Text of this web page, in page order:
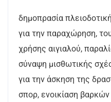
δημοπρασία
για την παραχώρηση,
χρήσης αιγιαλού,
σύναψη μισθωτικής
για την άσκηση της
σπορ, ενοικίαση